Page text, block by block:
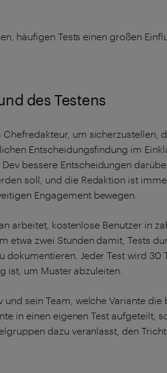
häufigen Tests einen großen
des Testens
Chefredakteur, um sicherzustellen,
Entscheidungsfindung im
bessere Entscheidungen
soll, und die Redaktion ist
Engagement bewegen.
arbeitet, kostenlose Benutzer in
etwa zwei Stunden damit, Tests
dokumentieren. Jeder Test wird
ist, um Muster abzuleiten.
sein Team, welche Variante die
in einen eigenen Test aufgeteilt,
dazu veranlasst, den